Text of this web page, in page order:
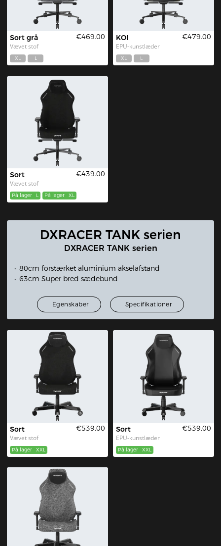
Sort grå
Vævet stof
€469.00
XL L
KOI
EPU-kunstlæder
€479.00
XL L
Sort
Vævet stof
€439.00
På lager L På lager XL
DXRACER TANK serien
DXRACER TANK serien
80cm forstærket aluminium akselafstand
63cm Super bred sædebund
Egenskaber Specifikationer
Sort
Vævet stof
€539.00
På lager XXL
Sort
EPU-kunstlæder
€539.00
På lager XXL